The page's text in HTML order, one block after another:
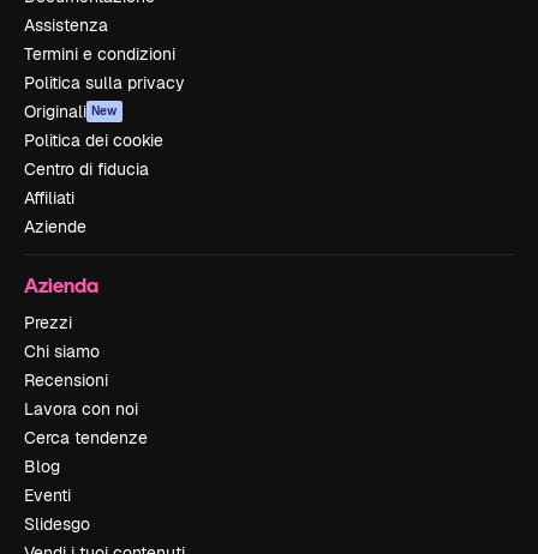
Assistenza
Termini e condizioni
Politica sulla privacy
Originali New
Politica dei cookie
Centro di fiducia
Affiliati
Aziende
Azienda
Prezzi
Chi siamo
Recensioni
Lavora con noi
Cerca tendenze
Blog
Eventi
Slidesgo